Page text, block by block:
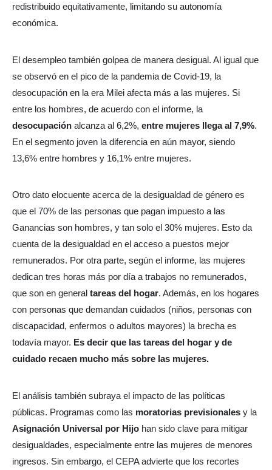
redistribuido equitativamente, limitando su autonomía
económica.
El desempleo también golpea de manera desigual. Al igual que
se observó en el pico de la pandemia de Covid-19, la
desocupación en la era Milei afecta más a las mujeres. Si
entre los hombres, de acuerdo con el informe, la
desocupación alcanza al 6,2%, entre mujeres llega al 7,9%.
En el segmento joven la diferencia en aún mayor, siendo
13,6% entre hombres y 16,1% entre mujeres.
Otro dato elocuente acerca de la desigualdad de género es
que el 70% de las personas que pagan impuesto a las
Ganancias son hombres, y tan solo el 30% mujeres. Esto da
cuenta de la desigualdad en el acceso a puestos mejor
remunerados. Por otra parte, según el informe, las mujeres
dedican tres horas más por día a trabajos no remunerados,
que son en general tareas del hogar. Además, en los hogares
con personas que demandan cuidados (niños, personas con
discapacidad, enfermos o adultos mayores) la brecha es
todavía mayor. Es decir que las tareas del hogar y de
cuidado recaen mucho más sobre las mujeres.
El análisis también subraya el impacto de las políticas
públicas. Programas como las moratorias previsionales y la
Asignación Universal por Hijo han sido clave para mitigar
desigualdades, especialmente entre las mujeres de menores
ingresos. Sin embargo, el CEPA advierte que los recortes